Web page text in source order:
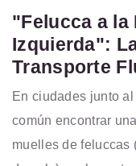
"Felucca a la
Izquierda":
Transporte
En ciudades junto
común encontrar
muelles de feluccas